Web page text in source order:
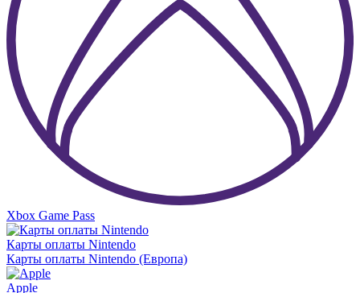
Xbox Game Pass
Карты оплаты Nintendo
Карты оплаты Nintendo (Европа)
Apple